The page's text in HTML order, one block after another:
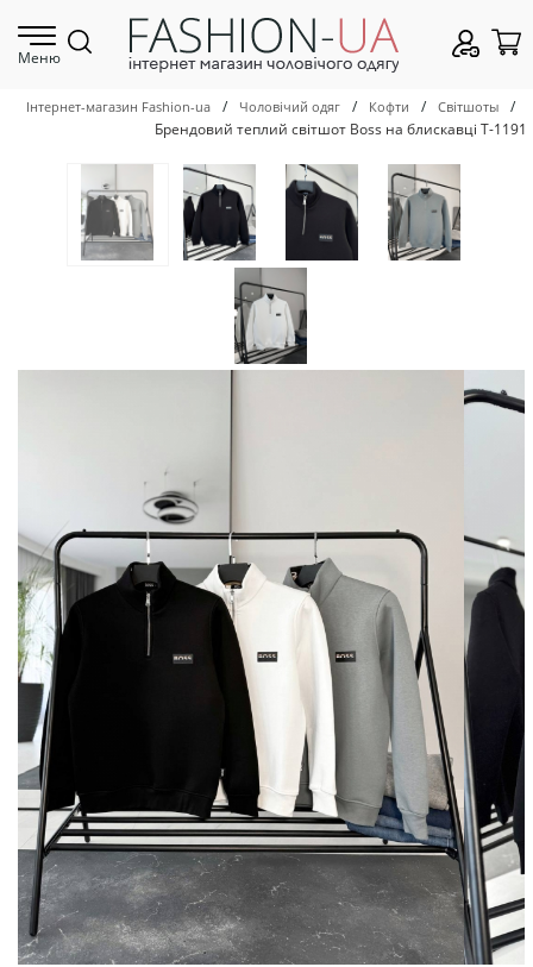
Меню
Інтернет-магазин Fashion-ua / Чоловічий одяг / Кофти / Світшоты
/
Брендовий теплий світшот Boss на блискавці Т-1191